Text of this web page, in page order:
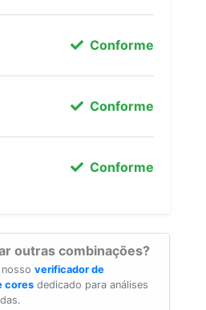
Conforme
Conforme
Conforme
outras combinações?
verificador de
cores dedicado para análises